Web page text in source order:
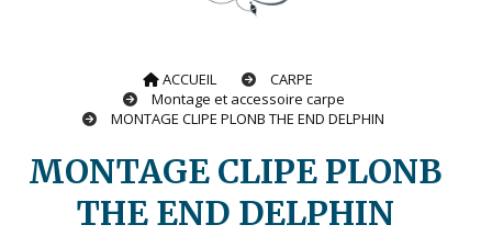
ACCUEIL
CARPE
Montage et accessoire carpe
MONTAGE CLIPE PLONB THE END DELPHIN
MONTAGE CLIPE PLONB
THE END DELPHIN